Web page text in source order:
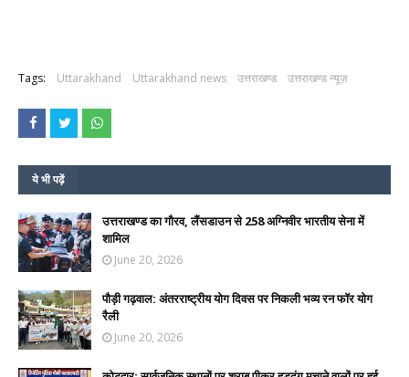
Tags: Uttarakhand Uttarakhand news उत्तराखण्ड उत्तराखण्ड न्यूज़
ये भी पढ़ें
उत्तराखण्ड का गौरव, लैंसडाउन से 258 अग्निवीर भारतीय सेना में
शामिल
June 20, 2026
पौड़ी गढ़वाल: अंतरराष्ट्रीय योग दिवस पर निकली भव्य रन फॉर योग
रैली
June 20, 2026